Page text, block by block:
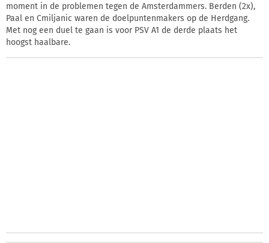
moment in de problemen tegen de Amsterdammers. Berden (2x),
Paal en Cmiljanic waren de doelpuntenmakers op de Herdgang.
Met nog een duel te gaan is voor PSV A1 de derde plaats het
hoogst haalbare.